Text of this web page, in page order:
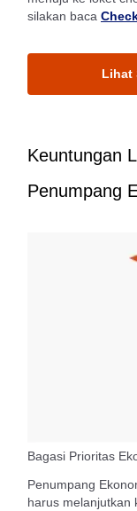
silakan baca
Lihat
Keuntungan
Penumpang
Bagasi Prioritas
Penumpang
harus melanjutkan